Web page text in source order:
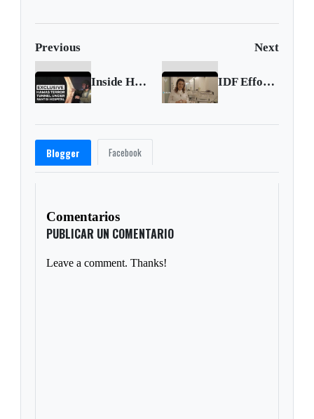
Previous Next
Inside Hamas Terrorist Tunnel Under Rantisi Hospital in Gaza IDF Effort to Coordinate Transfer of Incubators from an Israeli Hospital to Shifa Hospital
Blogger Facebook
Comentarios
PUBLICAR UN COMENTARIO
Leave a comment. Thanks!